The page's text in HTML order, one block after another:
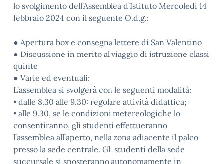
lo svolgimento dell’Assemblea d’Istituto Mercoledì 14
febbraio 2024 con il seguente O.d.g.:
● Apertura box e consegna lettere di San Valentino
● Discussione in merito al viaggio di istruzione classi
quinte
● Varie ed eventuali;
L’assemblea si svolgerà con le seguenti modalità:
• dalle 8.30 alle 9.30: regolare attività didattica;
• alle 9.30, se le condizioni metereologiche lo
consentiranno, gli studenti effettueranno
l’assemblea all’aperto, nella zona adiacente il palco
presso la sede centrale. Gli studenti della sede
succursale si sposteranno autonomamente in